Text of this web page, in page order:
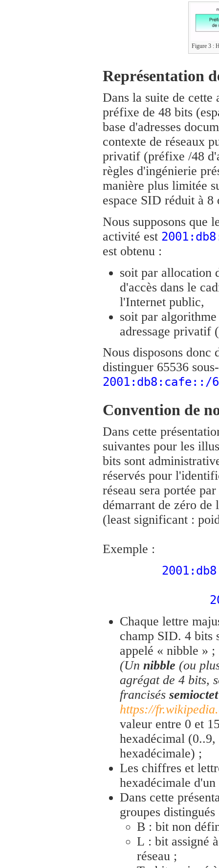
Figure 3 :
Représentation
Dans la suite de cette
préfixe de 48 bits
base d'adresses
contexte de réseaux
privatif (préfixe /48
règles d'ingénierie
manière plus limitée
espace SID réduit à 8
Nous supposons que
activité est
est obtenu :
soit par allocation
d'accès dans le
l'Internet public,
soit par
adressage privatif
Nous disposons donc
distinguer 65536
2001:db8:cafe::/
Convention de
Dans cette
suivantes pour les
bits sont
réservés pour
réseau sera portée
démarrant de zéro
(least significant :
Exemple :
Chaque lettre
champ SID. 4 bits
appelé « nibble » ;
(Un nibble (ou
agrégat de 4 bits,
francisés semioctet
https://
valeur entre 0 et
hexadécimal
hexadécimale) ;
Les chiffres et
hexadécimale
Dans cette
groupes
B : bit non
L : bit assigné
réseau ;